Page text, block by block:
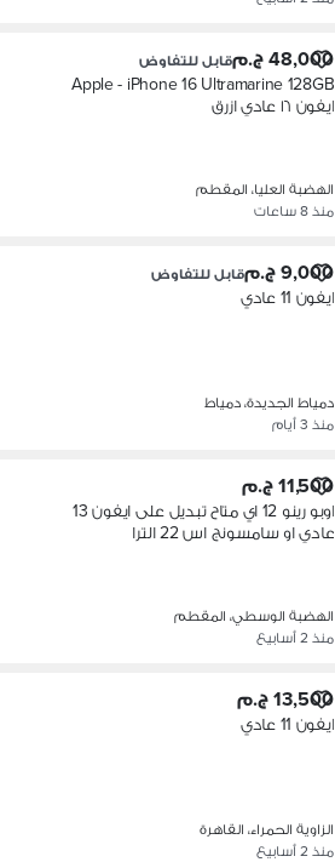
48,000 ج.م قابل للتفاوض
Apple - iPhone 16 Ultramarine 128GB
ايفون ١٦ عادي ازرق
الهضبة العليا، المقطم
منذ 8 ساعات
9,000 ج.م قابل للتفاوض
ايفون 11 عادي
دمياط الجديدة، دمياط
منذ 3 أيام
11,500 ج.م
اوبو رينو 12 اي متاح تبديل على ايفون 13
عادي او سامسونج اس 22 الترا
الهضبة الوسطي، المقطم
منذ 2 أسابيع
13,500 ج.م
ايفون 11 عادي
الزاوية الحمراء، القاهرة
منذ 2 أسابيع